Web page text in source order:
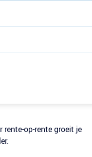
rente-op-rente groeit je